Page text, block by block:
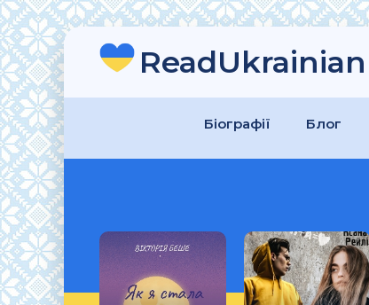
ReadUkrainian
Біографії Блог